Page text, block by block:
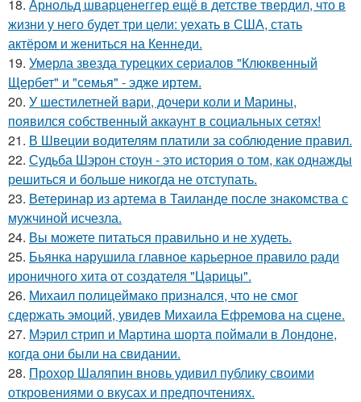
18. Арнольд шварценеггер ещё в детстве твердил, что в
жизни у него будет три цели: уехать в США, стать
актёром и жениться на Кеннеди.
19. Умерла звезда турецких сериалов "Клюквенный
Щербет" и "семья" - эдже иртем.
20. У шестилетней вари, дочери коли и Марины,
появился собственный аккаунт в социальных сетях!
21. В Швеции водителям платили за соблюдение правил.
22. Судьба Шэрон стоун - это история о том, как однажды
решиться и больше никогда не отступать.
23. Ветеринар из артема в Таиланде после знакомства с
мужчиной исчезла.
24. Вы можете питаться правильно и не худеть.
25. Бьянка нарушила главное карьерное правило ради
ироничного хита от создателя "Царицы".
26. Михаил полицеймако признался, что не смог
сдержать эмоций, увидев Михаила Ефремова на сцене.
27. Мэрил стрип и Мартина шорта поймали в Лондоне,
когда они были на свидании.
28. Прохор Шаляпин вновь удивил публику своими
откровениями о вкусах и предпочтениях.